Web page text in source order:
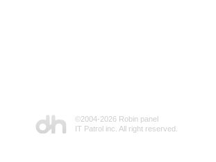
©2004-2026 Robin panel
IT Patrol inc. All right reserved.